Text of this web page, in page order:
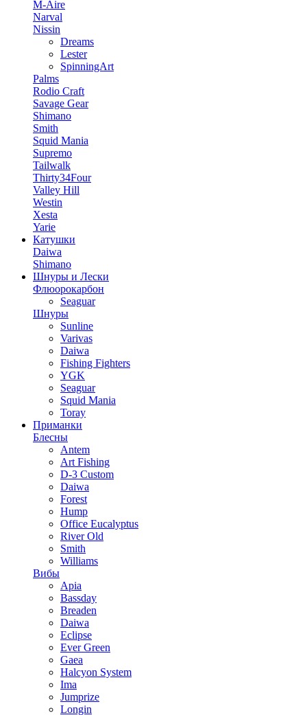
M-Aire
Narval
Nissin
Dreams
Lester
SpinningArt
Palms
Rodio Craft
Savage Gear
Shimano
Smith
Squid Mania
Supremo
Tailwalk
Thirty34Four
Valley Hill
Westin
Xesta
Yarie
Катушки
Daiwa
Shimano
Шнуры и Лески
Флюорокарбон
Seaguar
Шнуры
Sunline
Varivas
Daiwa
Fishing Fighters
YGK
Seaguar
Squid Mania
Toray
Приманки
Блесны
Antem
Art Fishing
D-3 Custom
Daiwa
Forest
Hump
Office Eucalyptus
River Old
Smith
Williams
Вибы
Apia
Bassday
Breaden
Daiwa
Eclipse
Ever Green
Gaea
Halcyon System
Ima
Jumprize
Longin